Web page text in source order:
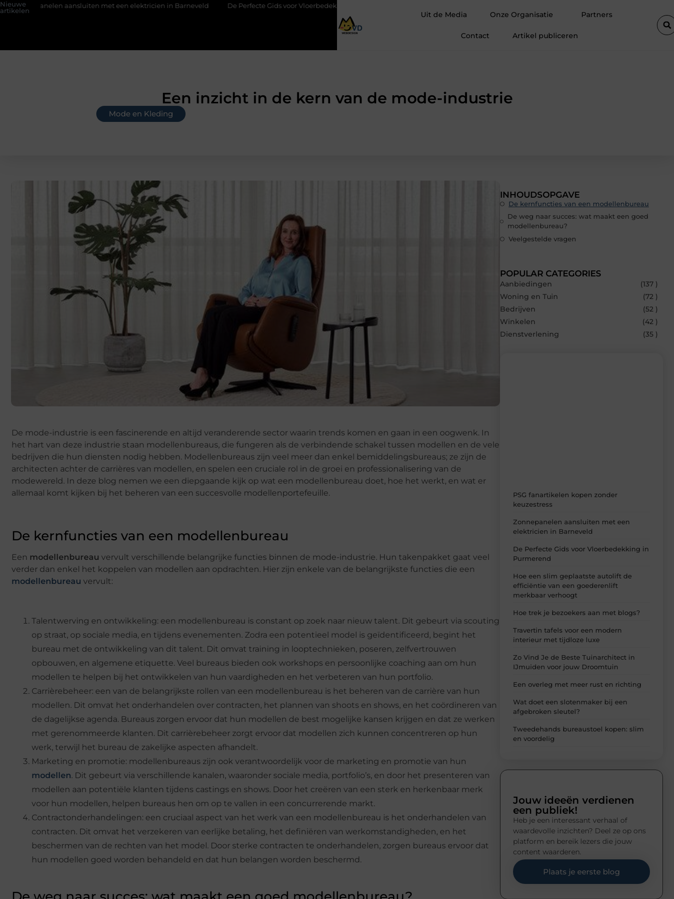
Nieuwe
artikelen
aansluiten met een elektricien in Barneveld De Perfecte Gids voor Vloerbedekking in Purmerend
Uit de Media Onze Organisatie Partners
Contact Artikel publiceren
Een inzicht in de kern van de mode-industrie
Mode en Kleding
De mode-industrie is een fascinerende en altijd veranderende sector waarin trends komen en gaan in een oogwenk. In
het hart van deze industrie staan modellenbureaus, die fungeren als de verbindende schakel tussen modellen en de vele
bedrijven die hun diensten nodig hebben. Modellenbureaus zijn veel meer dan enkel bemiddelingsbureaus; ze zijn de
architecten achter de carrières van modellen, en spelen een cruciale rol in de groei en professionalisering van de
modewereld. In deze blog nemen we een diepgaande kijk op wat een modellenbureau doet, hoe het werkt, en wat er
allemaal komt kijken bij het beheren van een succesvolle modellenportefeuille.
De kernfuncties van een modellenbureau
Een modellenbureau vervult verschillende belangrijke functies binnen de mode-industrie. Hun takenpakket gaat veel
verder dan enkel het koppelen van modellen aan opdrachten. Hier zijn enkele van de belangrijkste functies die een
modellenbureau vervult:
Talentwerving en ontwikkeling: een modellenbureau is constant op zoek naar nieuw talent. Dit gebeurt via scouting
op straat, op sociale media, en tijdens evenementen. Zodra een potentieel model is geïdentificeerd, begint het
bureau met de ontwikkeling van dit talent. Dit omvat training in looptechnieken, poseren, zelfvertrouwen
opbouwen, en algemene etiquette. Veel bureaus bieden ook workshops en persoonlijke coaching aan om hun
modellen te helpen bij het ontwikkelen van hun vaardigheden en het verbeteren van hun portfolio.
Carrièrebeheer: een van de belangrijkste rollen van een modellenbureau is het beheren van de carrière van hun
modellen. Dit omvat het onderhandelen over contracten, het plannen van shoots en shows, en het coördineren van
de dagelijkse agenda. Bureaus zorgen ervoor dat hun modellen de best mogelijke kansen krijgen en dat ze werken
met gerenommeerde klanten. Dit carrièrebeheer zorgt ervoor dat modellen zich kunnen concentreren op hun
werk, terwijl het bureau de zakelijke aspecten afhandelt.
Marketing en promotie: modellenbureaus zijn ook verantwoordelijk voor de marketing en promotie van hun
modellen. Dit gebeurt via verschillende kanalen, waaronder sociale media, portfolio’s, en door het presenteren van
modellen aan potentiële klanten tijdens castings en shows. Door het creëren van een sterk en herkenbaar merk
voor hun modellen, helpen bureaus hen om op te vallen in een concurrerende markt.
Contractonderhandelingen: een cruciaal aspect van het werk van een modellenbureau is het onderhandelen van
contracten. Dit omvat het verzekeren van eerlijke betaling, het definiëren van werkomstandigheden, en het
beschermen van de rechten van het model. Door sterke contracten te onderhandelen, zorgen bureaus ervoor dat
hun modellen goed worden behandeld en dat hun belangen worden beschermd.
INHOUDSOPGAVE
De kernfuncties van een modellenbureau
De weg naar succes: wat maakt een goed
modellenbureau?
Veelgestelde vragen
POPULAR CATEGORIES
Aanbiedingen
(137 )
Woning en Tuin
(72 )
Bedrijven
(52 )
Winkelen
(42 )
Dienstverlening
(35 )
PSG fanartikelen kopen zonder
keuzestress
Zonnepanelen aansluiten met een
elektricien in Barneveld
De Perfecte Gids voor Vloerbedekking in
Purmerend
Hoe een slim geplaatste autolift de
efficiëntie van een goederenlift
merkbaar verhoogt
Hoe trek je bezoekers aan met blogs?
Travertin tafels voor een modern
interieur met tijdloze luxe
Zo Vind Je de Beste Tuinarchitect in
IJmuiden voor jouw Droomtuin
Een overleg met meer rust en richting
Wat doet een slotenmaker bij een
afgebroken sleutel?
Tweedehands bureaustoel kopen: slim
en voordelig
Jouw ideeën verdienen
een publiek!
Heb je een interessant verhaal of
waardevolle inzichten? Deel ze op ons
platform en bereik lezers die jouw
content waarderen.
Plaats je eerste blog